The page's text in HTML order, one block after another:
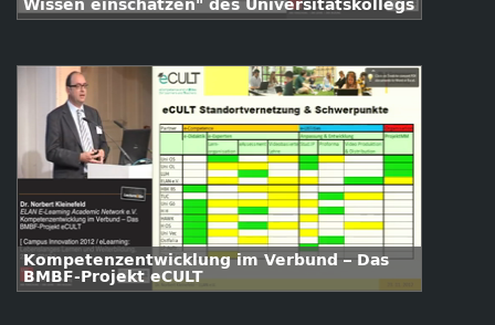
Wissen einschätzen" des Universitätskollegs
Kompetenzentwicklung im Verbund – Das
BMBF-Projekt eCULT